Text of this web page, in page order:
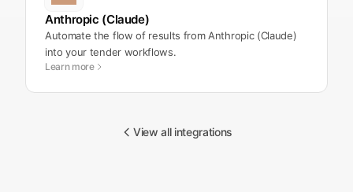
Anthropic (Claude)
Automate the flow of results from Anthropic (Claude)
into your tender workflows.
Learn more
View all integrations